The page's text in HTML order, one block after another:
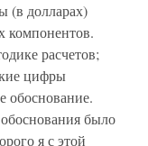
(в долларах)
компонентов.
расчетов;
цифры
обоснование.
было
я с этой